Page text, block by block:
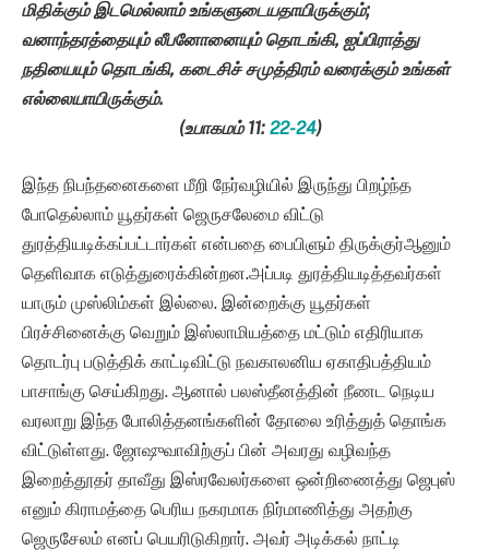
மிதிக்கும் இடமெல்லாம் உங்களுடையதாயிருக்கும்;
வனாந்தரத்தையும் லீபனோனையும் தொடங்கி, ஐப்பிராத்து
நதியையும் தொடங்கி, கடைசிச் சமுத்திரம் வரைக்கும் உங்கள்
எல்லையாயிருக்கும்.
(உபாகமம்11: 22-24)
இந்த நிபந்தனைகளை மீறி நேர்வழியில் இருந்து பிறழ்ந்த
போதெல்லாம் யூதர்கள் ஜெருசலேமை விட்டு
துரத்தியடிக்கப்பட்டார்கள் என்பதை பைபிளும் திருக்குர்ஆனும்
தெளிவாக எடுத்துரைக்கின்றன.அப்படி துரத்தியடித்தவர்கள்
யாரும் முஸ்லிம்கள் இல்லை. இன்றைக்கு யூதர்கள்
பிரச்சினைக்கு வெறும் இஸ்லாமியத்தை மட்டும் எதிரியாக
தொடர்பு படுத்திக் காட்டிவிட்டு நவகாலனிய ஏகாதிபத்தியம்
பாசாங்கு செய்கிறது. ஆனால் பலஸ்தீனத்தின் நீணட நெடிய
வரலாறு இந்த போலித்தனங்களின் தோலை உரித்துத் தொங்க
விட்டுள்ளது. ஜோஷுவாவிற்குப் பின் அவரது வழிவந்த
இறைத்தூதர் தாவீது இஸ்ரவேலர்களை ஒன்றிணைத்து ஜெபுஸ்
எனும் கிராமத்தை பெரிய நகரமாக நிர்மாணித்து அதற்கு
ஜெருசேலம் எனப் பெயரிடுகிறார். அவர் அடிக்கல் நாட்டி